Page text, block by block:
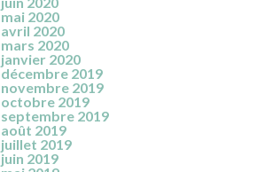
mai 2020
avril 2020
mars 2020
janvier 2020
décembre 2019
novembre 2019
octobre 2019
septembre 2019
août 2019
juillet 2019
juin 2019